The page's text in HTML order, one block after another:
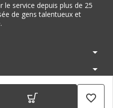
favorite_border
service depuis plus de 25
de gens talentueux et
arrow_drop_down
arrow_drop_down
arrow_drop_down
arrow_drop_down